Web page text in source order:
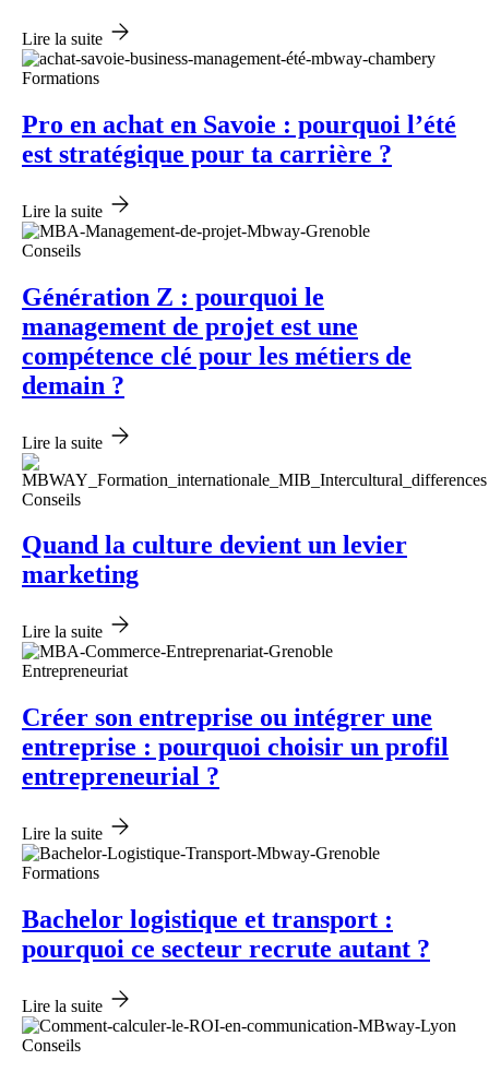
Lire la suite
Formations
Pro en achat en Savoie : pourquoi l’été
est stratégique pour ta carrière ?
Lire la suite
Conseils
Génération Z : pourquoi le
management de projet est une
compétence clé pour les métiers de
demain ?
Lire la suite
Conseils
Quand la culture devient un levier
marketing
Lire la suite
Entrepreneuriat
Créer son entreprise ou intégrer une
entreprise : pourquoi choisir un profil
entrepreneurial ?
Lire la suite
Formations
Bachelor logistique et transport :
pourquoi ce secteur recrute autant ?
Lire la suite
Conseils